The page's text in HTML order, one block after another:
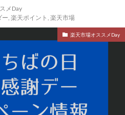
メDay
ー, 楽天ポイント , 楽天市場
楽天市場オススメDay